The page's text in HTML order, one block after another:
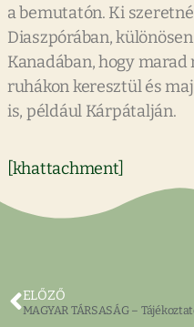
a bemutatón. Ki
Diaszpórában,
Kanadában, hogy
ruhákon keresztül és
is, például Kárpátalján.
[khattachment]
ELŐZŐ
MAGYAR TÁRSASÁG –